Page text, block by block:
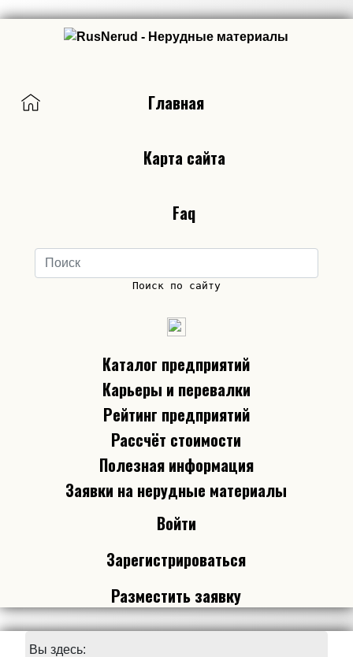
Главная
Карта сайта
Faq
Поиск по сайту
Каталог предприятий
Карьеры и перевалки
Рейтинг предприятий
Рассчёт стоимости
Полезная информация
Заявки на нерудные материалы
Войти
Зарегистрироваться
Разместить заявку
Вы здесь: